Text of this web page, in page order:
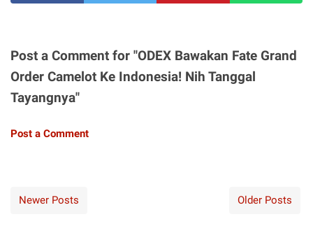
Post a Comment for "ODEX Bawakan Fate Grand
Order Camelot Ke Indonesia! Nih Tanggal
Tayangnya"
Post a Comment
Newer Posts Older Posts